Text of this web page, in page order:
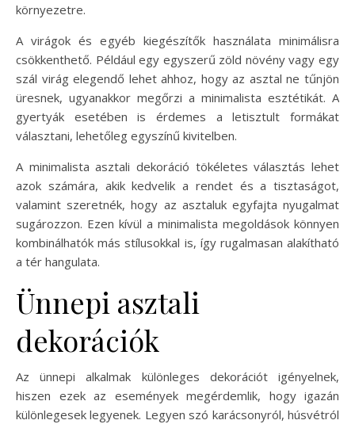
környezetre.
A virágok és egyéb kiegészítők használata minimálisra
csökkenthető. Például egy egyszerű zöld növény vagy egy
szál virág elegendő lehet ahhoz, hogy az asztal ne tűnjön
üresnek, ugyanakkor megőrzi a minimalista esztétikát. A
gyertyák esetében is érdemes a letisztult formákat
választani, lehetőleg egyszínű kivitelben.
A minimalista asztali dekoráció tökéletes választás lehet
azok számára, akik kedvelik a rendet és a tisztaságot,
valamint szeretnék, hogy az asztaluk egyfajta nyugalmat
sugározzon. Ezen kívül a minimalista megoldások könnyen
kombinálhatók más stílusokkal is, így rugalmasan alakítható
a tér hangulata.
Ünnepi asztali
dekorációk
Az ünnepi alkalmak különleges dekorációt igényelnek,
hiszen ezek az események megérdemlik, hogy igazán
különlegesek legyenek. Legyen szó karácsonyról, húsvétról